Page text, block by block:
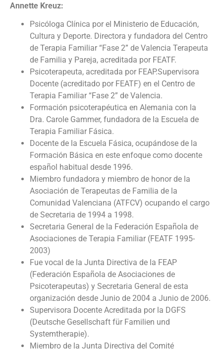
Annette Kreuz:
Psicóloga Clínica por el Ministerio de Educación,
Cultura y Deporte. Directora y fundadora del Centro
de Terapia Familiar “Fase 2” de Valencia Terapeuta
de Familia y Pareja, acreditada por FEATF.
Psicoterapeuta, acreditada por FEAP.Supervisora
Docente (acreditado por FEATF) en el Centro de
Terapia Familiar “Fase 2” de Valencia.
Formación psicoterapéutica en Alemania con la
Dra. Carole Gammer, fundadora de la Escuela de
Terapia Familiar Fásica.
Docente de la Escuela Fásica, ocupándose de la
Formación Básica en este enfoque como docente
español habitual desde 1996.
Miembro fundadora y miembro de honor de la
Asociación de Terapeutas de Familia de la
Comunidad Valenciana (ATFCV) ocupando el cargo
de Secretaria de 1994 a 1998.
Secretaria General de la Federación Española de
Asociaciones de Terapia Familiar (FEATF 1995-
2003)
Fue vocal de la Junta Directiva de la FEAP
(Federación Española de Asociaciones de
Psicoterapeutas) y Secretaria General de esta
organización desde Junio de 2004 a Junio de 2006.
Supervisora Docente Acreditada por la DGFS
(Deutsche Gesellschaft für Familien und
Systemtherapie).
Miembro de la Junta Directiva del Comité